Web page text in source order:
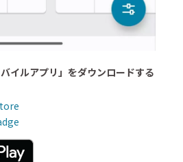
イルアプリ」をダウンロードする